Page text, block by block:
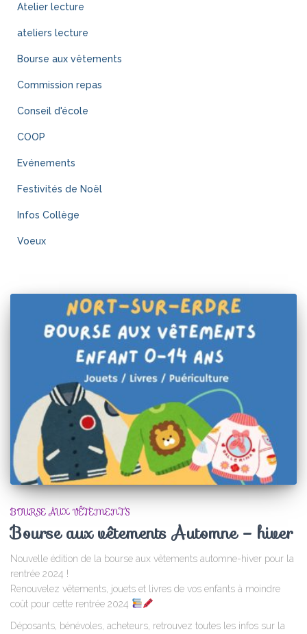
Atelier lecture
ateliers lecture
Bourse aux vêtements
Commission repas
Conseil d'école
COOP
Evénements
Festivités de Noël
Infos Collège
Voeux
BOURSE AUX VÊTEMENTS
Bourse aux vêtements Automne – hiver
Nouvelle édition de la bourse aux vêtements automne-hiver pour la
rentrée 2024 !
Renouvelez vêtements, jouets et livres de vos enfants à moindre
coût pour cette rentrée 2024
Déposants, bénévoles, acheteurs, retrouvez toutes les infos sur la